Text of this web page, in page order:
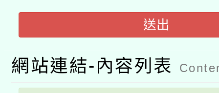
業成長研習」實施計畫
族教育國際趨勢與發展
師專業成長研習實施計
方素養工作坊新北場」
函轉國立臺灣師範大學
族語言臺北學習中心
「族語學習班」招生簡
轉知有關國立成功大學
文教學共融平台-教案
件」活動簡章
教育部國民及學前教
年度COVID-19疫苗接
本市兒童口腔健康促進
送出
網站連結-內容列表